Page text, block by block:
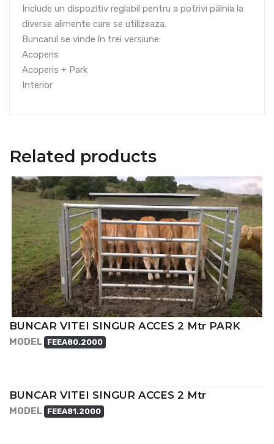
Include un dispozitiv reglabil pentru a potrivi pâlnia la
diverse alimente care se utilizeaza.
Buncarul se vinde în trei versiune:
Acoperis
Acoperis + Park
Interior
Related products
BUNCAR VITEI SINGUR ACCES 2 Mtr PARK
MODEL FEEA80.2000
BUNCAR VITEI SINGUR ACCES 2 Mtr
MODEL FEEA81.2000